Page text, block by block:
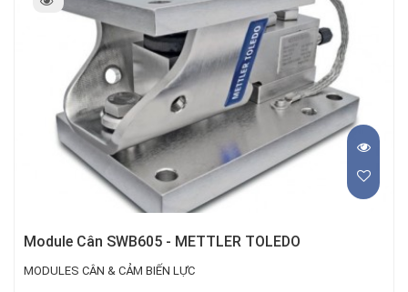
Module Cân SWB605 - METTLER TOLEDO
MODULES CÂN & CẢM BIẾN LỰC